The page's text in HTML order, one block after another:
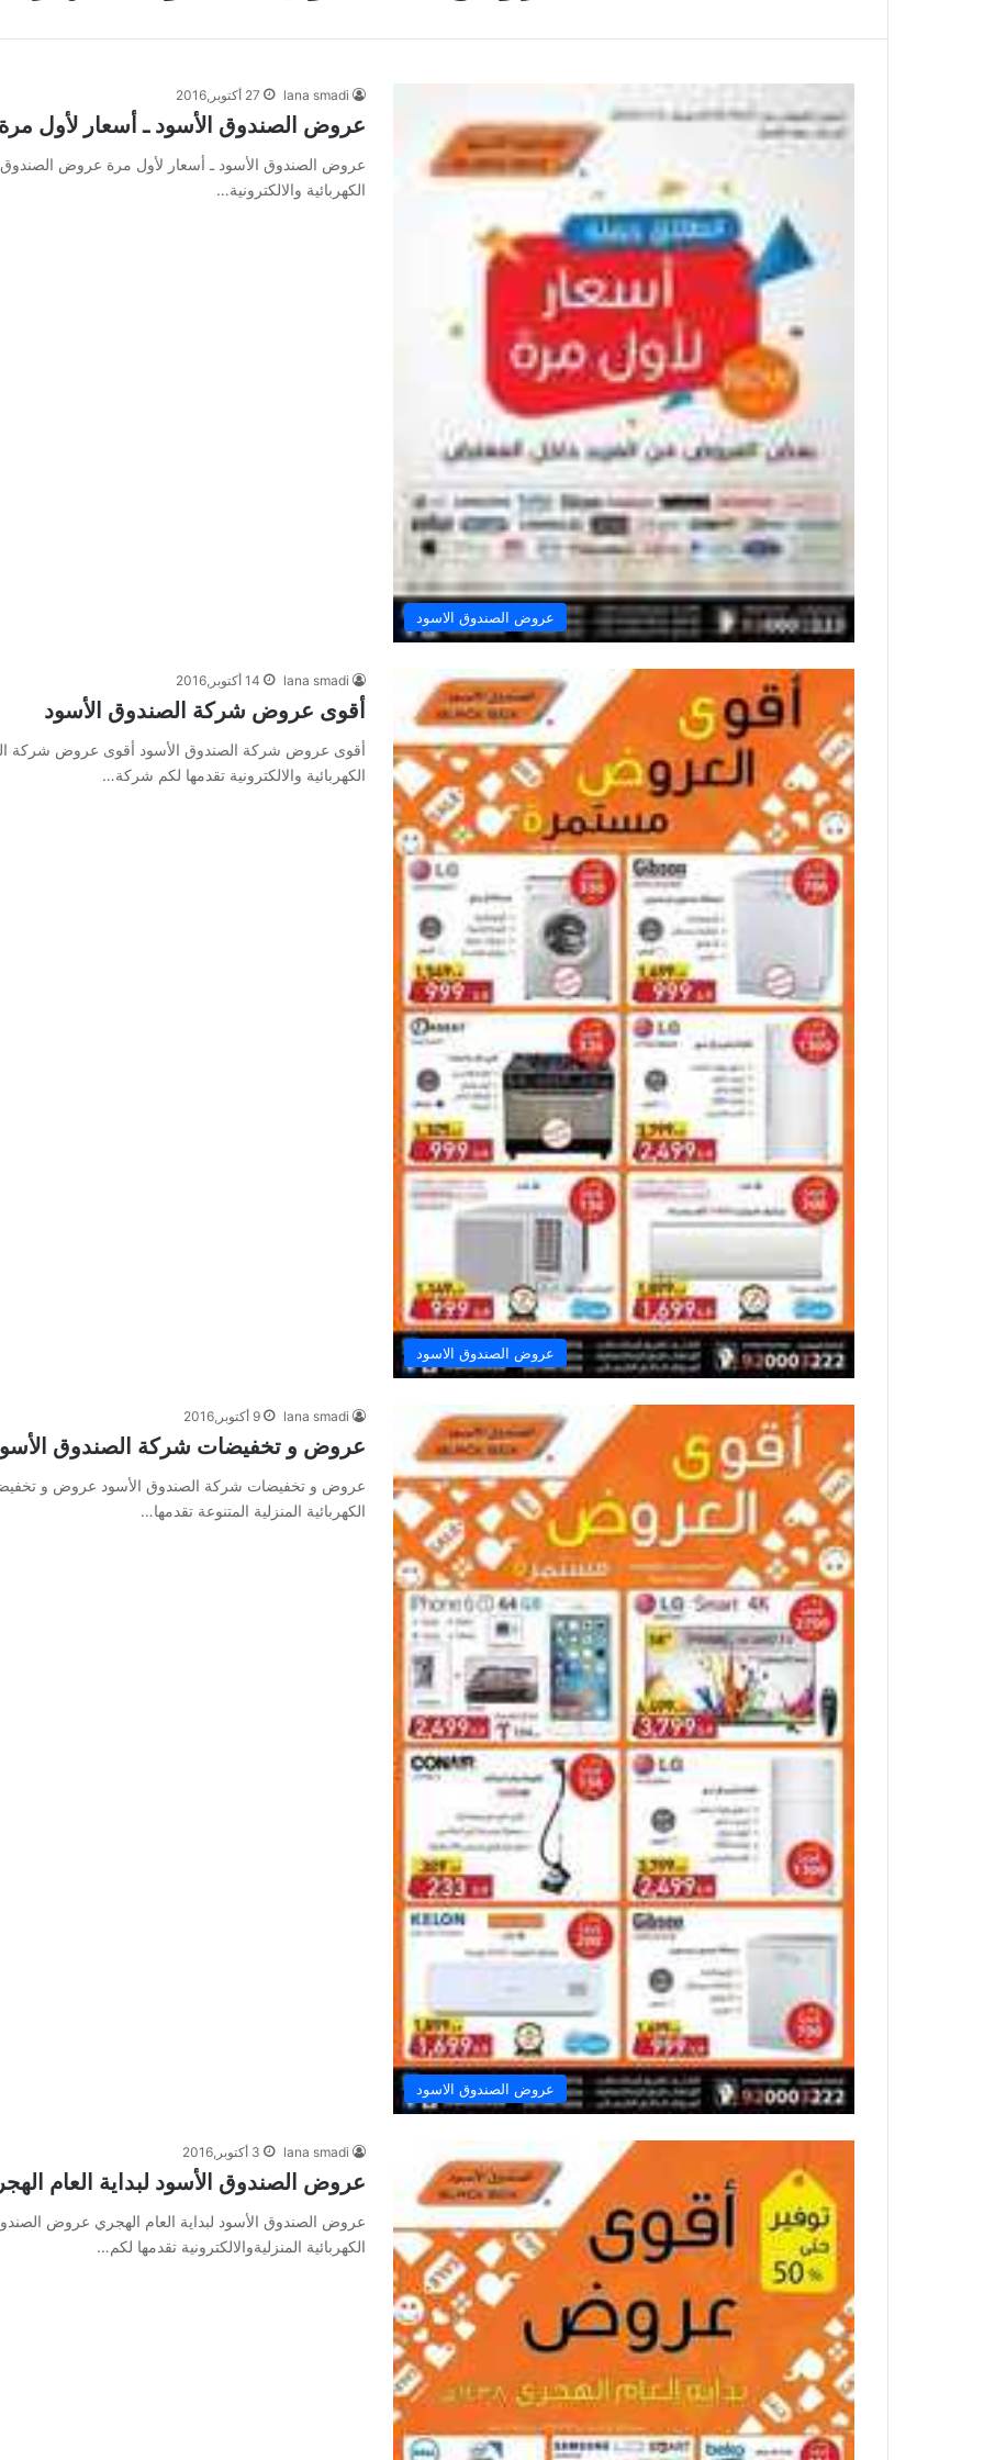
عروض الصندوق الاسود
lana smadi 27 أكتوبر,2016
عروض الصندوق الأسود ـ أسعار لأول
عروض الصندوق الأسود ـ أسعار لأول مرة عروض
الكهربائية والالكترونية…
عروض الصندوق الاسود
lana smadi 14 أكتوبر,2016
أقوى عروض شركة الصندوق الأسود
أقوى عروض شركة الصندوق الأسود أقوى عروض شركة
الكهربائية والالكترونية تقدمها لكم شركة…
عروض الصندوق الاسود
lana smadi 9 أكتوبر,2016
عروض و تخفيضات شركة الصندوق
عروض و تخفيضات شركة الصندوق الأسود عروض و
الكهربائية المنزلية المتنوعة تقدمها…
lana smadi 3 أكتوبر,2016
عروض الصندوق الأسود لبداية العام
عروض الصندوق الأسود لبداية العام الهجري عروض
الكهربائية المنزليةوالالكترونية تقدمها لكم…